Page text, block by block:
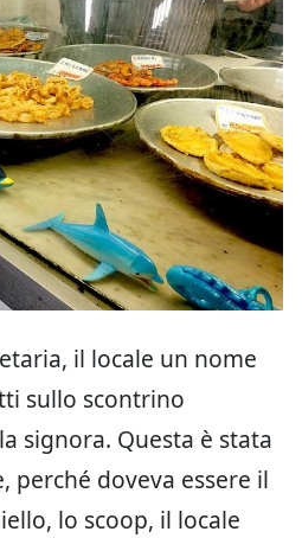
il locale un nome
sullo scontrino
signora. Questa è stata
perché doveva essere il
lo scoop, il locale